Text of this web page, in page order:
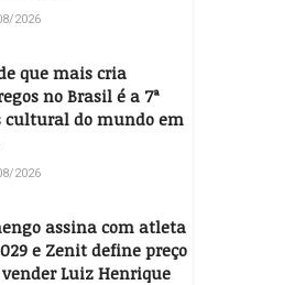
2026
que mais cria
no Brasil é a 7ª
cultural do mundo em
2026
assina com atleta
e Zenit define preço
Luiz Henrique